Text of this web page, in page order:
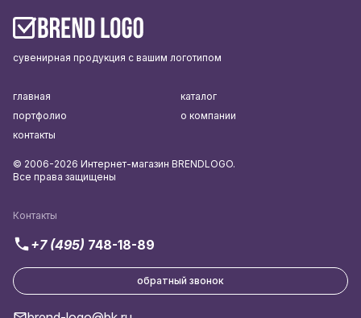
сувенирная продукция с вашим логотипом
Контакты
+7 (495) 748-18-89
обратный звонок
главная
каталог
портфолио
о компании
контакты
© 2006-2026 Интернет-магазин BRENDLOGO.
Все права защищены